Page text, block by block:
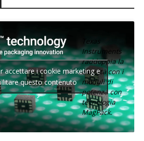
Texas
Instruments
raddoppia la
densità con i
moduli di
potenza con
tecnologia
MagPack.
accettare i cookie marketing e
questo contenuto